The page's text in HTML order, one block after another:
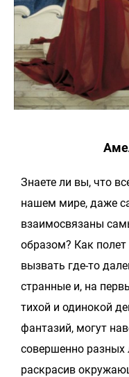
Знаете ли вы, что
нашем мире, даже
взаимосвязаны
образом? Как
вызвать где-то
странные и, на
тихой и одинокой
фантазий, могут
совершенно разных
раскрасив